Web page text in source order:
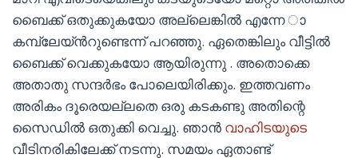
ബൈക്ക് ഒതുക്കുകയോ അല്ലെങ്കിൽ എന്നേ ാ
കമ്പ്ലേയ്ൻറുണ്ടെന്ന് പറഞ്ഞു. ഏതെങ്കിലും വീട്ടിൽ
ബൈക്ക് വെക്കുകയോ ആയിരുന്നു . അതൊക്കെ
അതാതു സന്ദർഭം പോലെയിരിക്കും. ഇത്തവണം
അരികം ദൂരെയല്ലതെ ഒരു കടകണ്ടു അതിന്റെ
സൈഡിൽ ഒതുക്കി വെച്ചു. ഞാൻ വാഹിടയുടെ
വീടിനരികിലേക്ക് നടന്നു. സമയം ഏതാണ്ട്